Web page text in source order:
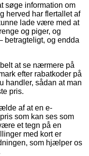
søge information om
herved har flertallet af
lade være med at
og piger, og
betragteligt, og endda
at se nærmere på
efter rabatkoder på
handler, sådan at man
pris.
af at en e-
som kan ses som
et tegn på en
med kort er
som hjælper os